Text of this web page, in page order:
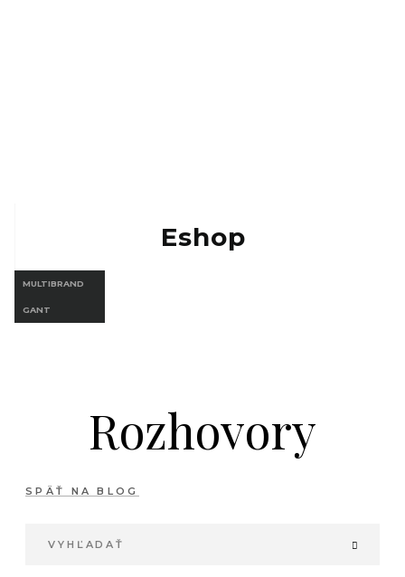
Eshop
MULTIBRAND
GANT
Rozhovory
SPÄŤ NA BLOG